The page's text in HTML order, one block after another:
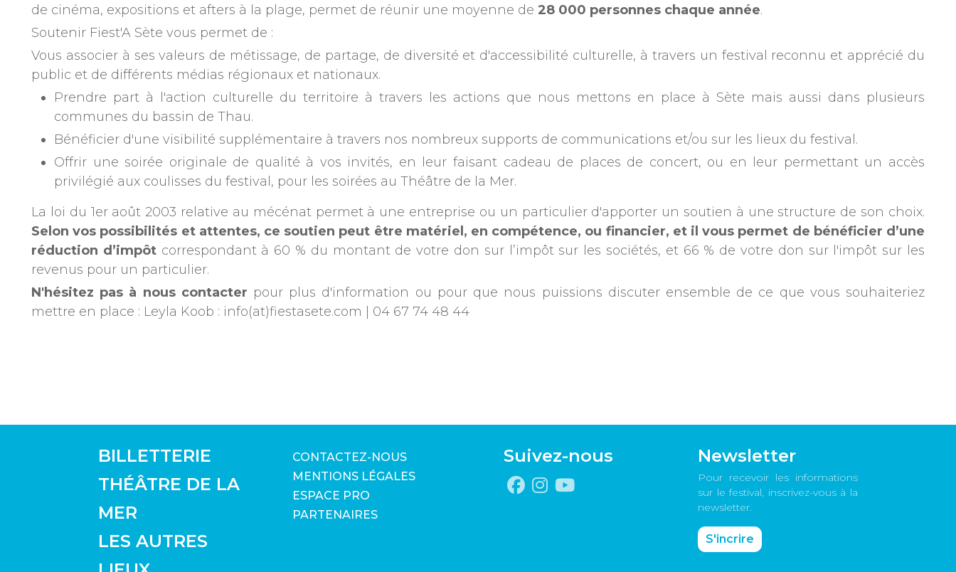
de cinéma, expositions et afters à la plage, permet de réunir une moyenne de 28 000 personnes chaque année.
Soutenir Fiest'A Sète vous permet de :
Vous associer à ses valeurs de métissage, de partage, de diversité et d'accessibilité culturelle, à travers un festival reconnu et apprécié du
public et de différents médias régionaux et nationaux.
Prendre part à l'action culturelle du territoire à travers les actions que nous mettons en place à Sète mais aussi dans plusieurs
communes du bassin de Thau.
Bénéficier d'une visibilité supplémentaire à travers nos nombreux supports de communications et/ou sur les lieux du festival.
Offrir une soirée originale de qualité à vos invités, en leur faisant cadeau de places de concert, ou en leur permettant un accès
privilégié aux coulisses du festival, pour les soirées au Théâtre de la Mer.
La loi du 1er août 2003 relative au mécénat permet à une entreprise ou un particulier d'apporter un soutien à une structure de son choix.
Selon vos possibilités et attentes, ce soutien peut être matériel, en compétence, ou financier, et il vous permet de bénéficier d’une
réduction d’impôtcorrespondant à 60 % du montant de votre don sur l’impôt sur les sociétés, et 66 % de votre don sur l'impôt sur les
revenus pour un particulier.
N'hésitez pas à nous contacter pour plus d'information ou pour que nous puissions discuter ensemble de ce que vous souhaiteriez
mettre en place : Leyla Koob : info(at)fiestasete.com | 04 67 74 48 44
BILLETTERIE
THÉÂTRE DE LA
MER
LES AUTRES
CONTACTEZ-NOUS
MENTIONS LÉGALES
ESPACE PRO
PARTENAIRES
Suivez-nous Newsletter
Pour recevoir les informations
sur le festival, inscrivez-vous à la
newsletter.
S'incrire